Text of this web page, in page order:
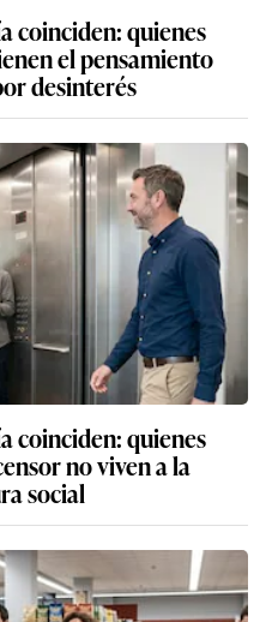
coinciden: quienes
el pensamiento
desinterés
coinciden: quienes
no viven a la
social